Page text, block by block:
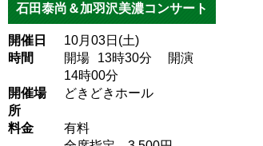
石田泰尚＆加羽沢美濃コンサート
開催日
10月03日(土)
時間
開場 13時30分
開演
14時00分
開催場
所
どきどきホール
料金
有料